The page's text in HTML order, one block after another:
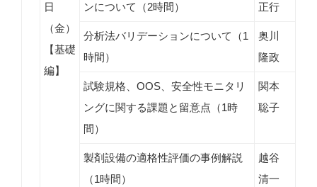
日
（金）
【基礎
編】
ンについて（2時間）
正行
分析法バリデーションについて（1
時間）
奥川
隆政
試験規格、OOS、安全性モニタリ
ングに関する課題と留意点（1時
間）
関本
聡子
製剤設備の適格性評価の事例解説
（1時間）
越谷
清一